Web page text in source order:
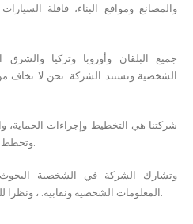
والمصانع ومواقع البناء، قافلة
جميع البلقان وأوروبا وتركيا والشرق
الشخصية وتستند الشركة. نحن لا نخاف
شركتنا هي التخطيط وإجراءات الحماية،
وتخطط الشركة لجعل حماية والحفاظ عليها.
وتشارك الشركة في الشخصية
المعلومات الشخصية ونقابية. ، ونظرا للنتائج عمليات التفتيش التقارير إليك.